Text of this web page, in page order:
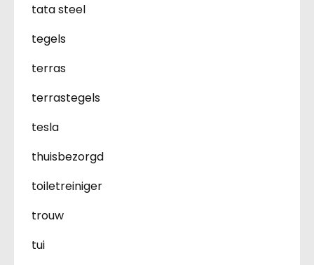
tata steel
tegels
terras
terrastegels
tesla
thuisbezorgd
toiletreiniger
trouw
tui